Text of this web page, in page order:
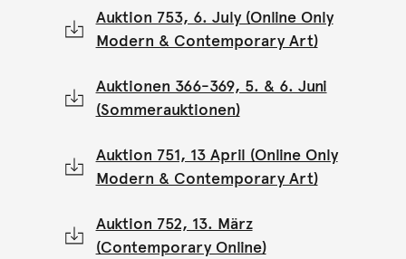
Auktion 753, 6. July (Online Only
Modern & Contemporary Art)
Auktionen 366-369, 5. & 6. Juni
(Sommerauktionen)
Auktion 751, 13 April (Online Only
Modern & Contemporary Art)
Auktion 752, 13. März
(Contemporary Online)